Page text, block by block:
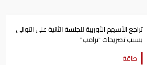
تراجع الأسهم الأوربية للجلسة الثانية على التوالى
بسبب تصريحات "ترامب"
طاقة